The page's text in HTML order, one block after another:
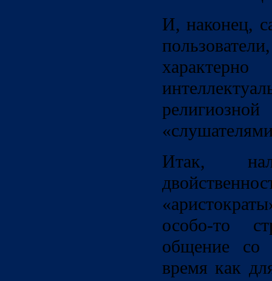
И, наконец,
Итак,
особо-то
общение со
время как